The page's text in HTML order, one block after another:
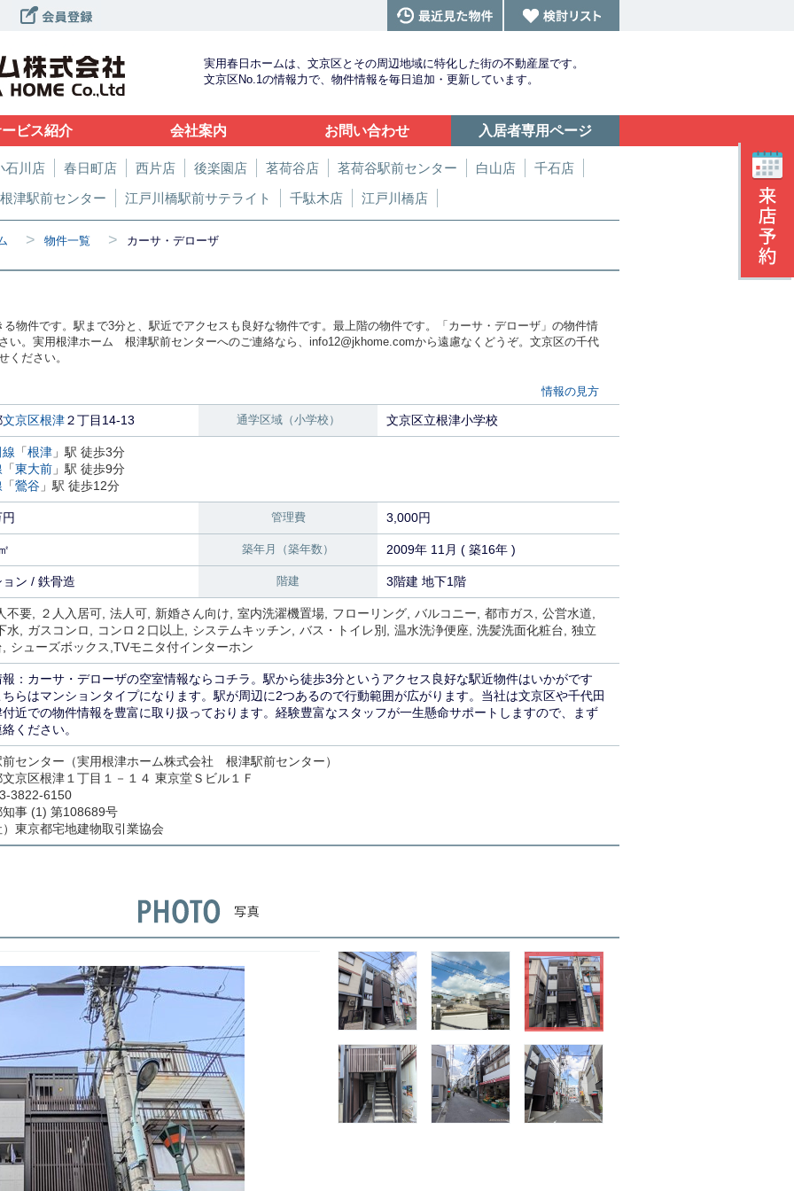
実用春日ホームは、文京区とその周辺地域に特化した街の不動産屋です。
文京区No.1の情報力で、物件情報を毎日追加・更新しています。
ビス紹介 会社案内 お問い合わせ 入居者専用ページ
石川店 春日町店 西片店 後楽園店 茗荷谷店 茗荷谷駅前センター 白山店
千石店
根津駅前センター
江戸川橋駅前サテライト 千駄木店 江戸川橋店
> 物件一覧 > カーサ・デローザ
物件です。駅まで3分と、駅近でアクセスも良好な物件です。最上階の物件です。「カーサ・デローザ」の物件情
い。実用根津ホーム 根津駅前センターへのご連絡なら、info12@jkhome.comから遠慮なくどうぞ。文京区の千代
ください。
情報の見方
文京区根津２丁目14-13 通学区域（小学校） 文京区立根津小学校
「根津 」駅 徒歩3分
「東大前 」駅 徒歩9分
「鶯谷 」駅 徒歩12分
管理費 3,000円
築年月（築年数） 2009年 11月 ( 築16年 )
ン / 鉄骨造 階建 3階建 地下1階
不要 ２人入居可 法人可 新婚さん向け 室内洗濯機置場 フローリング バルコニー 都市ガス
公営水道
水
ガスコンロ コンロ２口以上 システムキッチン バス・トイレ別 温水洗浄便座 洗髪洗面化粧台
独立
シューズボックス TVモニタ付インターホン
：カーサ・デローザの空室情報ならコチラ。駅から徒歩3分というアクセス良好な駅近物件はいかがです
らはマンションタイプになります。駅が周辺に2つあるので行動範囲が広がります。当社は文京区や千代田
近での物件情報を豊富に取り扱っております。経験豊富なスタッフが一生懸命サポートしますので、まず
ください。
センター（実用根津ホーム株式会社 根津駅前センター）
京区根津１丁目１－１４ 東京堂Ｓビル１Ｆ
3822-6150
知事 (1) 第108689号
東京都宅地建物取引業協会